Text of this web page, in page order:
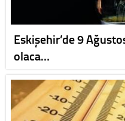
Eskişehir’de 9
olaca…